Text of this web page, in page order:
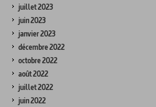
juillet 2023
juin 2023
janvier 2023
décembre 2022
octobre 2022
août 2022
juillet 2022
juin 2022